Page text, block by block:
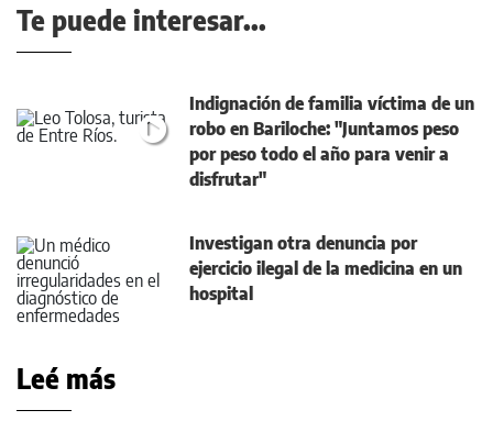
Te puede interesar...
Indignación de familia víctima de un
robo en Bariloche: "Juntamos peso
por peso todo el año para venir a
disfrutar"
Investigan otra denuncia por
ejercicio ilegal de la medicina en un
hospital
Leé más